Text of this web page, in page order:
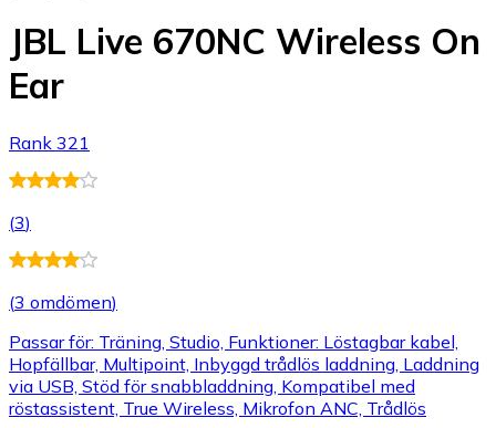
JBL Live 670NC Wireless On
Ear
Rank 321
(3)
(3 omdömen)
Passar för: Träning, Studio, Funktioner: Löstagbar kabel,
Hopfällbar, Multipoint, Inbyggd trådlös laddning, Laddning
via USB, Stöd för snabbladdning, Kompatibel med
röstassistent, True Wireless, Mikrofon ANC, Trådlös